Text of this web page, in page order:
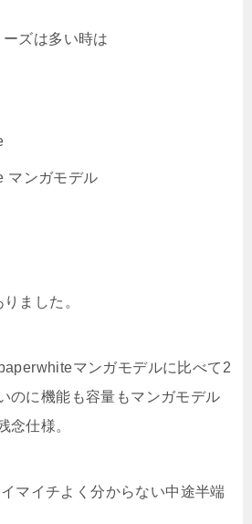
ズは多い時は
マンガモデル
ました。
マンガモデルに比べて2
のに機能も容量もマンガモデル
念仕様。
マイチよく分からない中途半端